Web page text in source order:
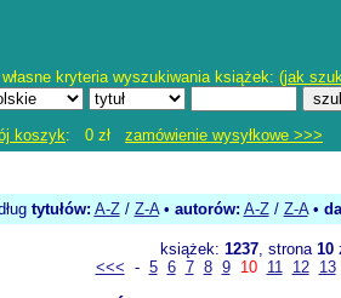
kryteria wyszukiwania książek: (jak
koszyk: 0 zł zamówienie wysyłkowe >>>
tytułów: A-Z/ Z-A• autorów: A-Z/ Z-A•
książek: 1237, strona 10
<<< - 5 6 7 8 9 10 11 12 13